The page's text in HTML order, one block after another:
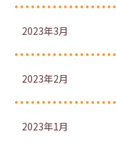
2023年3月
2023年2月
2023年1月